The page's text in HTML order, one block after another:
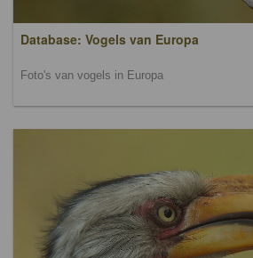
Database: Vogels van Europa
Foto's van vogels in Europa